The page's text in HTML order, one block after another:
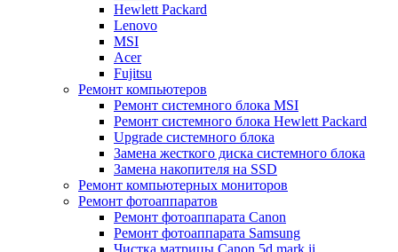
Hewlett Packard
Lenovo
MSI
Acer
Fujitsu
Ремонт компьютеров
Ремонт системного блока MSI
Ремонт системного блока Hewlett Packard
Upgrade системного блока
Замена жесткого диска системного блока
Замена накопителя на SSD
Ремонт компьютерных мониторов
Ремонт фотоаппаратов
Ремонт фотоаппарата Canon
Ремонт фотоаппарата Samsung
Чистка матрицы Canon 5d mark ii